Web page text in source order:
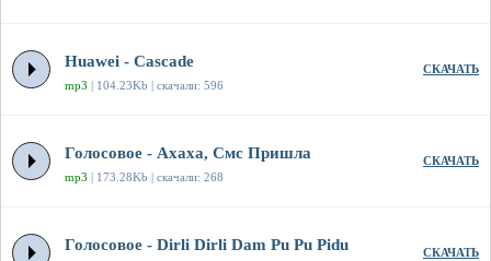
Huawei - Cascade
mp3 | 104.23Kb | скачали: 596
СКАЧАТЬ
Голосовое - Ахаха, Смс Пришла
mp3 | 173.28Kb | скачали: 268
СКАЧАТЬ
Голосовое - Dirli Dirli Dam Pu Pu Pidu СКАЧАТЬ